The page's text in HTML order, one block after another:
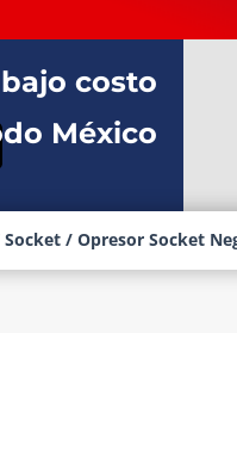
costo
México
Socket/ Opresor Socket